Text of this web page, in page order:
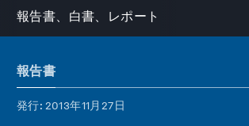
報告書、白書、レポート
報告書
発行: 2013年11月27日